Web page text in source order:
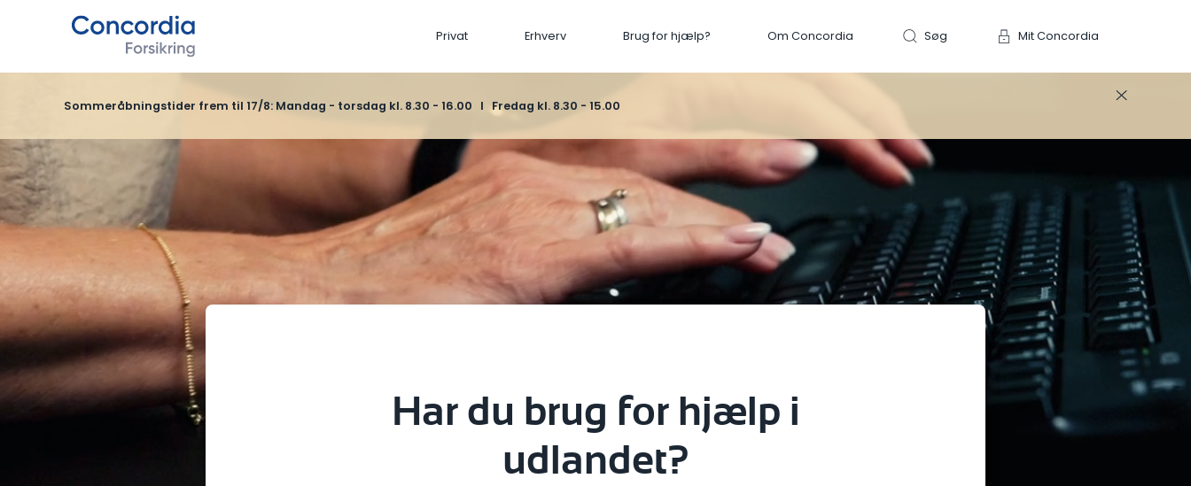
Privat Erhverv Brug for hjælp? Om Concordia Søg Mit Concordia
Sommeråbningstider frem til 17/8: Mandag - torsdag kl. 8.30 - 16.00 I Fredag kl. 8.30 - 15.00
Har du brug for hjælp i
udlandet?